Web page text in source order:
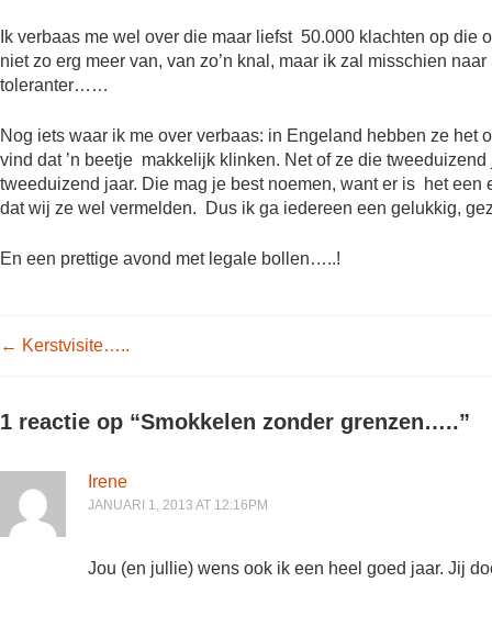
Ik verbaas me wel over die maar liefst 50.000 klachten op
niet zo erg meer van, van zo’n knal, maar ik zal misschien
toleranter……
Nog iets waar ik me over verbaas: in Engeland hebben ze het
vind dat ’n beetje makkelijk klinken. Net of ze die
tweeduizend jaar. Die mag je best noemen, want er is het
dat wij ze wel vermelden. Dus ik ga iedereen een gelukkig,
En een prettige avond met legale bollen…..!
Post navigation
← Kerstvisite…..
1 reactie op “Smokkelen zonder grenzen…..”
Irene
JANUARI 1, 2013 AT 12:16PM
Jou (en jullie) wens ook ik een heel goed jaar. Jij